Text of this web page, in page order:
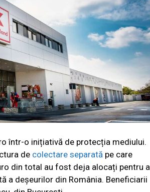
într-o inițiativă de protecția mediului.
de colectare separată pe care
din total au fost deja alocați pentru a
a deșeurilor din România. Beneficiarii